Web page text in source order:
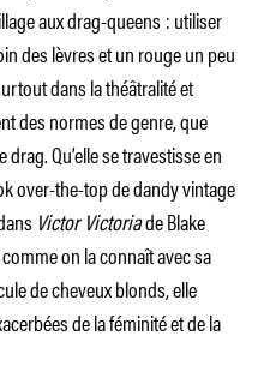
aux drag-queens : utiliser
des lèvres et un rouge un peu
dans la théâtralité et
des normes de genre, que
Qu’elle se travestisse en
over-the-top de dandy vintage
Victor Victoriade Blake
on la connaît avec sa
de cheveux blonds, elle
de la féminité et de la